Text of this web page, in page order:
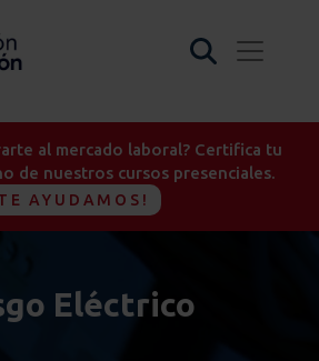
al mercado laboral? Certifica tu
de nuestros cursos presenciales.
AYUDAMOS!
Eléctrico